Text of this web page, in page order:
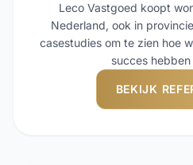
Leco Vastgoed koopt
Nederland, ook in
casestudies om te zien hoe
succes
BEKIJK